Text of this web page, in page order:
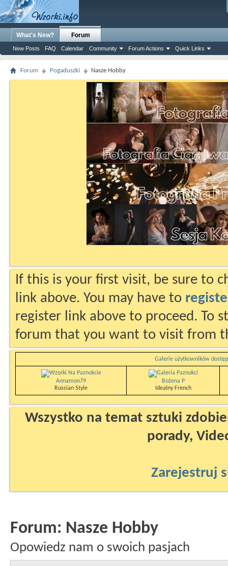
What's New? Forum
New Posts FAQ Calendar Community Forum Actions Quick Links
Forum Pogaduszki Nasze Hobby
If this is your first visit, be sure to
link above. You may have to
register link above to proceed. To
forum that you want to visit from
Galerie użytkowników
Annamon79
Russian Style
Bożena P
Idealny French
Wszystko na temat sztuki
porady,
Zarejestruj
Forum: Nasze Hobby
Opowiedz nam o swoich pasjach